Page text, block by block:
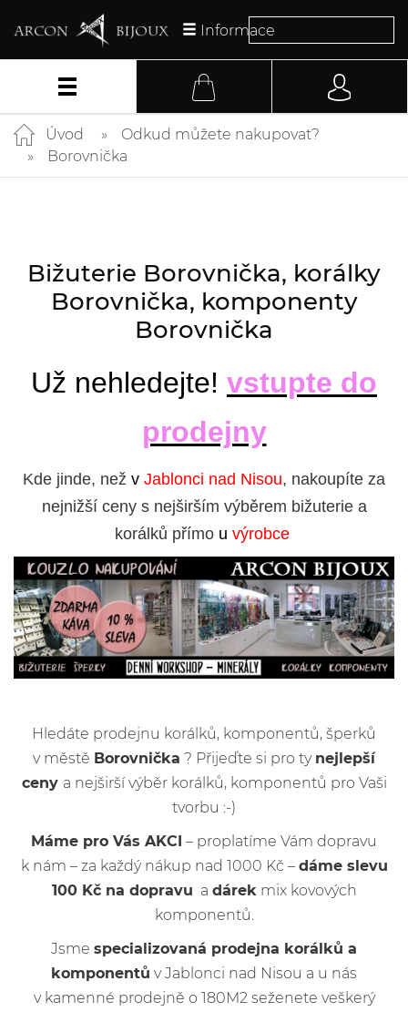
Informace
Úvod
Odkud můžete nakupovat?
Borovnička
Bižuterie Borovnička, korálky
Borovnička, komponenty
Borovnička
Už nehledejte! vstupte do
prodejny
Kde jinde, než v Jablonci nad Nisou, nakoupíte za
nejnižší ceny s nejširším výběrem bižuterie a
korálků přímo u výrobce
Hledáte prodejnu korálků, komponentů, šperků
v městě Borovnička ? Přijeďte si pro ty nejlepší
ceny a nejširší výběr korálků, komponentů pro Vaši
tvorbu :-)
Máme pro Vás AKCI – proplatíme Vám dopravu
k nám – za každý nákup nad 1000 Kč – dáme slevu
100 Kč na dopravu a dárek mix kovových
komponentů.
Jsme specializovaná prodejna korálků a
komponentů v Jablonci nad Nisou a u nás
v kamenné prodejně o 180M2 seženete veškerý